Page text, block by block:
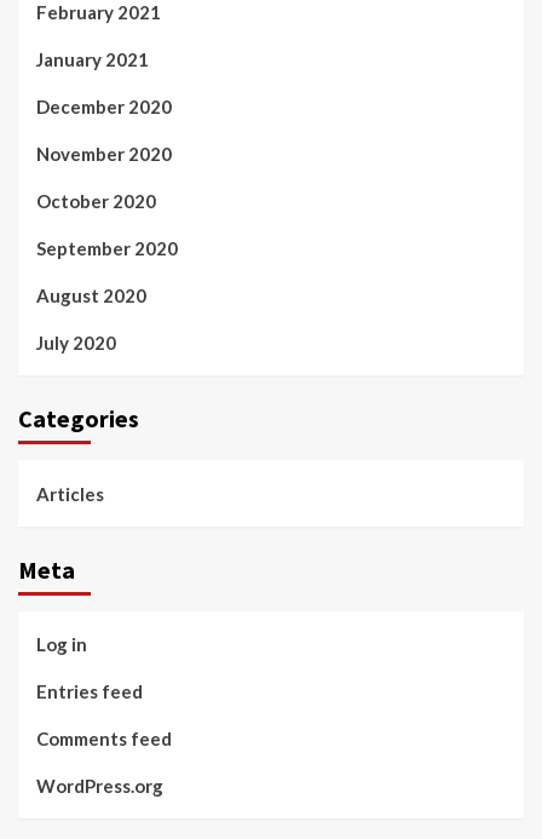
February 2021
January 2021
December 2020
November 2020
October 2020
September 2020
August 2020
July 2020
Categories
Articles
Meta
Log in
Entries feed
Comments feed
WordPress.org